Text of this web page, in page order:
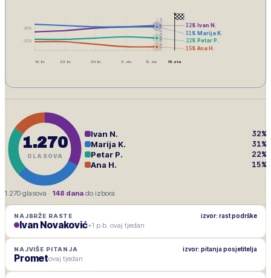
IZBORNA ŠUTNJA
20%
30% 32% Ivan N.
31% Marija K.
22% Petar P.
15% Ana H.
16. lis 23. lis 30. lis 6. stu 13. stu 15. stu
1.270
GLASOVA
Ivan N. 32%
Marija K. 31%
Petar P. 22%
Ana H. 15%
1.270 glasova · 148 dana do izbora
NAJBRŽE RASTE izvor: rast podrške
Ivan Novaković+1 p.b. ovaj tjedan
NAJVIŠE PITANJA izvor: pitanja posjetitelja
Prometovaj tjedan